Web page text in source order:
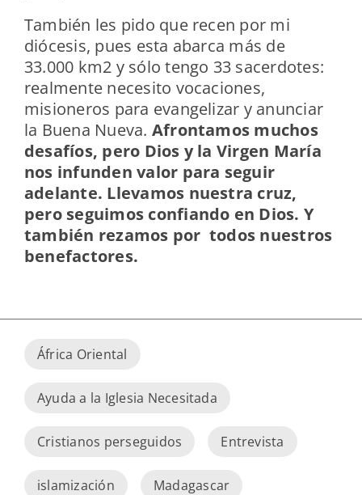
También les pido que recen por mi
diócesis, pues esta abarca más de
33.000 km2 y sólo tengo 33 sacerdotes:
realmente necesito vocaciones,
misioneros para evangelizar y anunciar
la Buena Nueva. Afrontamos muchos
desafíos, pero Dios y la Virgen María
nos infunden valor para seguir
adelante. Llevamos nuestra cruz,
pero seguimos confiando en Dios. Y
también rezamos por todos nuestros
benefactores.
África Oriental
Ayuda a la Iglesia Necesitada
Cristianos perseguidos Entrevista
islamización Madagascar